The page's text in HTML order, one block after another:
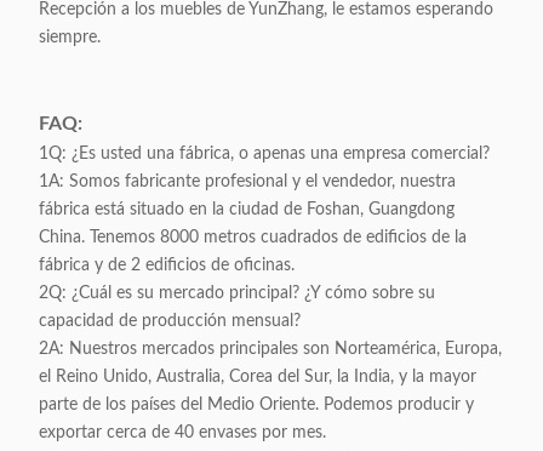
Recepción a los muebles de YunZhang, le estamos esperando
siempre.
FAQ:
1Q: ¿Es usted una fábrica, o apenas una empresa comercial?
1A: Somos fabricante profesional y el vendedor, nuestra
fábrica está situado en la ciudad de Foshan, Guangdong
China. Tenemos 8000 metros cuadrados de edificios de la
fábrica y de 2 edificios de oficinas.
2Q: ¿Cuál es su mercado principal? ¿Y cómo sobre su
capacidad de producción mensual?
2A: Nuestros mercados principales son Norteamérica, Europa,
el Reino Unido, Australia, Corea del Sur, la India, y la mayor
parte de los países del Medio Oriente. Podemos producir y
exportar cerca de 40 envases por mes.